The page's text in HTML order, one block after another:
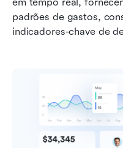
padrões de gastos,
indicadores-chave de